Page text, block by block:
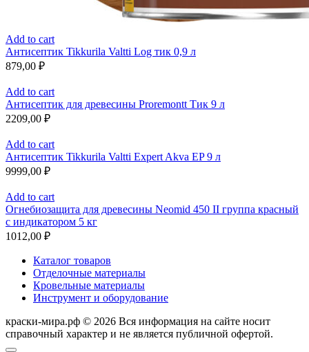
Add to cart
Антисептик Tikkurila Valtti Log тик 0,9 л
879,00 ₽
Add to cart
Антисептик для древесины Proremontt Тик 9 л
2209,00 ₽
Add to cart
Антисептик Tikkurila Valtti Expert Akva EP 9 л
9999,00 ₽
Add to cart
Огнебиозащита для древесины Neomid 450 II группа красный
с индикатором 5 кг
1012,00 ₽
Каталог товаров
Отделочные материалы
Кровельные материалы
Инструмент и оборудование
краски-мира.рф © 2026 Вся информация на сайте носит
справочный характер и не является публичной офертой.